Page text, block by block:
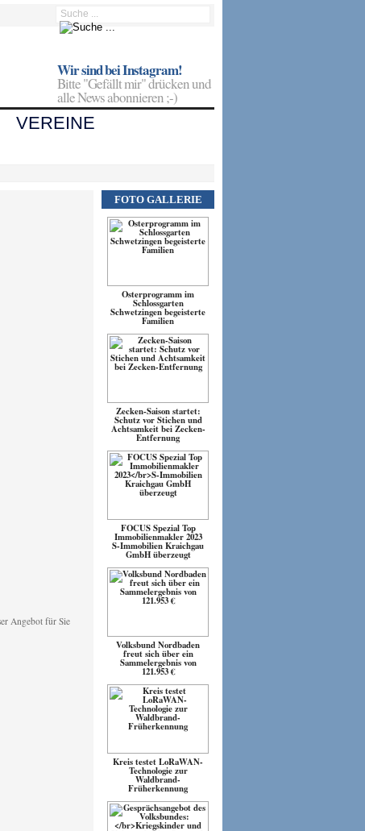
Wir sind bei Instagram!
Bitte "Gefällt mir" drücken und
alle News abonnieren ;-)
VEREINE
FOTO GALLERIE
Osterprogramm im
Schlossgarten
Schwetzingen begeisterte
Familien
Zecken-Saison startet:
Schutz vor Stichen und
Achtsamkeit bei Zecken-
Entfernung
FOCUS Spezial Top
Immobilienmakler 2023
S-Immobilien Kraichgau
GmbH überzeugt
Volksbund Nordbaden
freut sich über ein
Sammelergebnis von
121.953 €
Kreis testet LoRaWAN-
Technologie zur
Waldbrand-
Früherkennung